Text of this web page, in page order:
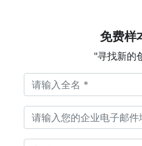
免费样
"寻找新的